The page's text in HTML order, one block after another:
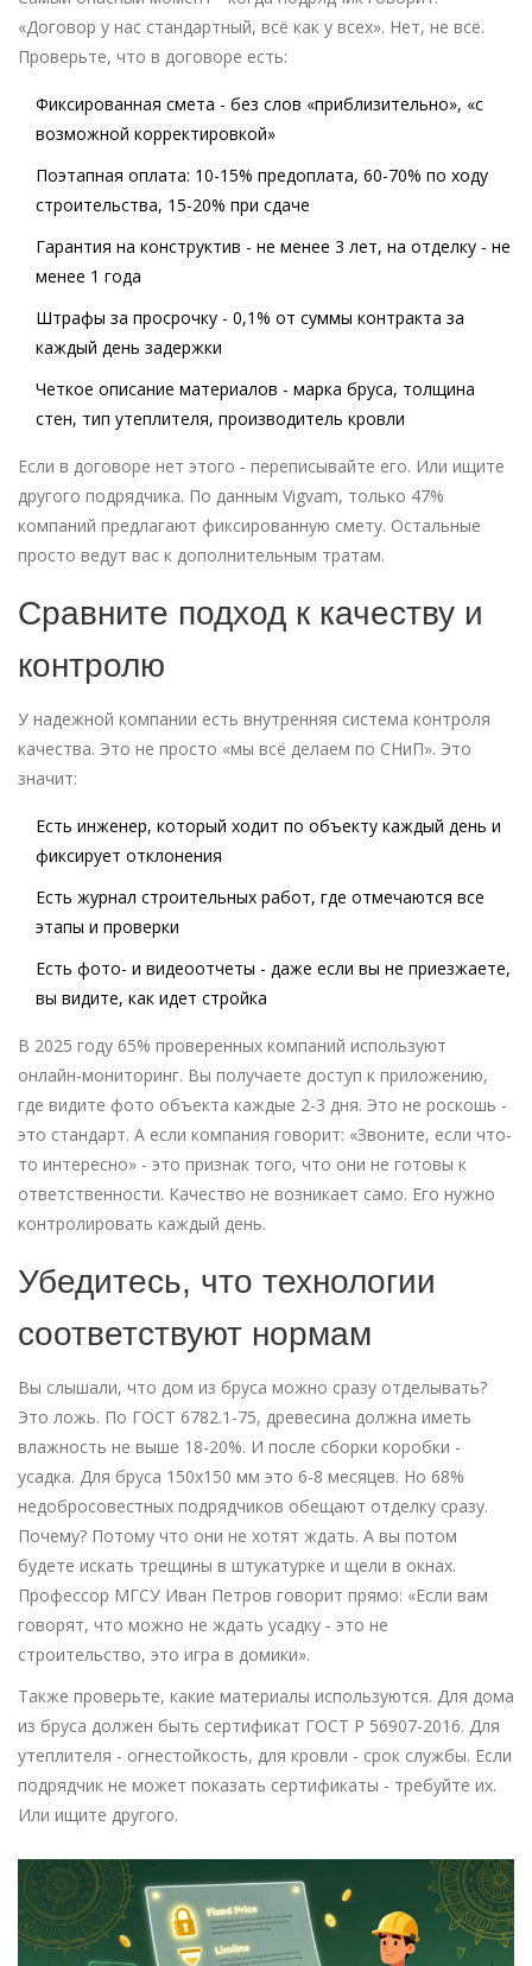
«Договор у нас стандартный, всё как у всех». Нет, не всё.
Проверьте, что в договоре есть:
Фиксированная смета - без слов «приблизительно», «с
возможной корректировкой»
Поэтапная оплата: 10-15% предоплата, 60-70% по ходу
строительства, 15-20% при сдаче
Гарантия на конструктив - не менее 3 лет, на отделку - не
менее 1 года
Штрафы за просрочку - 0,1% от суммы контракта за
каждый день задержки
Четкое описание материалов - марка бруса, толщина
стен, тип утеплителя, производитель кровли
Если в договоре нет этого - переписывайте его. Или ищите
другого подрядчика. По данным Vigvam, только 47%
компаний предлагают фиксированную смету. Остальные
просто ведут вас к дополнительным тратам.
Сравните подход к качеству и
контролю
У надежной компании есть внутренняя система контроля
качества. Это не просто «мы всё делаем по СНиП». Это
значит:
Есть инженер, который ходит по объекту каждый день и
фиксирует отклонения
Есть журнал строительных работ, где отмечаются все
этапы и проверки
Есть фото- и видеоотчеты - даже если вы не приезжаете,
вы видите, как идет стройка
В 2025 году 65% проверенных компаний используют
онлайн-мониторинг. Вы получаете доступ к приложению,
где видите фото объекта каждые 2-3 дня. Это не роскошь -
это стандарт. А если компания говорит: «Звоните, если что-
то интересно» - это признак того, что они не готовы к
ответственности. Качество не возникает само. Его нужно
контролировать каждый день.
Убедитесь, что технологии
соответствуют нормам
Вы слышали, что дом из бруса можно сразу отделывать?
Это ложь. По ГОСТ 6782.1-75, древесина должна иметь
влажность не выше 18-20%. И после сборки коробки -
усадка. Для бруса 150х150 мм это 6-8 месяцев. Но 68%
недобросовестных подрядчиков обещают отделку сразу.
Почему? Потому что они не хотят ждать. А вы потом
будете искать трещины в штукатурке и щели в окнах.
Профессор МГСУ Иван Петров говорит прямо: «Если вам
говорят, что можно не ждать усадку - это не
строительство, это игра в домики».
Также проверьте, какие материалы используются. Для дома
из бруса должен быть сертификат ГОСТ Р 56907-2016. Для
утеплителя - огнестойкость, для кровли - срок службы. Если
подрядчик не может показать сертификаты - требуйте их.
Или ищите другого.